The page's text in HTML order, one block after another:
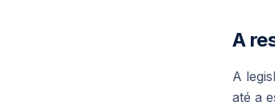
A
A
até a